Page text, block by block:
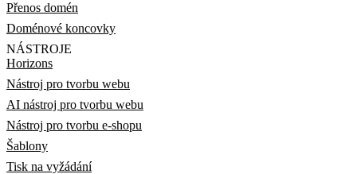
Přenos domén
Doménové koncovky
NÁSTROJE
Horizons
Nástroj pro tvorbu webu
AI nástroj pro tvorbu webu
Nástroj pro tvorbu e-shopu
Šablony
Tisk na vyžádání